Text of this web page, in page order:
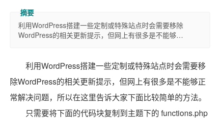
利用WordPress搭建一些定制或特殊站点时会需要移除
WordPress的相关更新提示，但网上有很多是不能够…
利用WordPress搭建一些定制或特殊站点时会需要移
除WordPress的相关更新提示，但网上有很多是不能够正
常解决问题，所以在这里告诉大家下面比较简单的方法。
只需要将下面的代码块复制到主题下的 functions.php